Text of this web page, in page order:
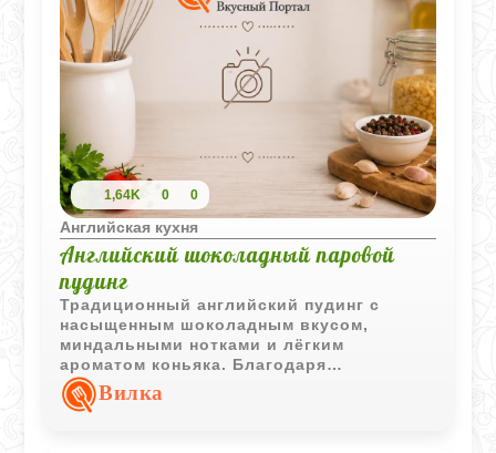
1,64K 0 0
Английская кухня
Английский шоколадный паровой
пудинг
Традиционный английский пудинг с
насыщенным шоколадным вкусом,
миндальными нотками и лёгким
ароматом коньяка. Благодаря
приготовлению на пару десерт
получается мягким, влажным и очень
Вилка